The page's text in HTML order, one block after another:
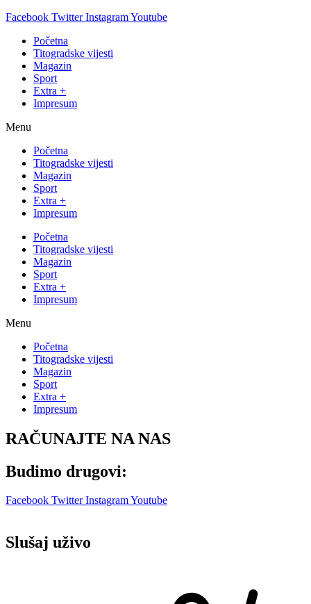
Facebook Twitter InstagramYoutube
Početna
Titogradske vijesti
Magazin
Sport
Extra +
Impresum
Menu
Početna
Titogradske vijesti
Magazin
Sport
Extra +
Impresum
Početna
Titogradske vijesti
Magazin
Sport
Extra +
Impresum
Menu
Početna
Titogradske vijesti
Magazin
Sport
Extra +
Impresum
RAČUNAJTE NA NAS
Budimo drugovi:
Facebook Twitter InstagramYoutube
Slušaj uživo